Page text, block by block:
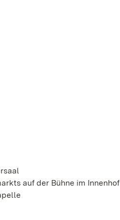
auf der Bühne im Innenhof